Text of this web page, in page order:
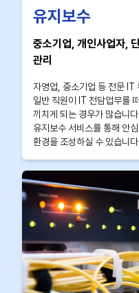
유지보수
중소기업, 개인사업자,
관리
자영업, 중소기업 등 전문 IT
일반 직원이 IT 전담업무를
끼치게 되는 경우가 많습니다.
유지보수 서비스를 통해 안
환경을 조성하실 수 있습니다.